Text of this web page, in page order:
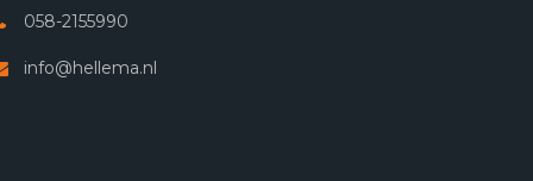
058-2155990
info@hellema.nl